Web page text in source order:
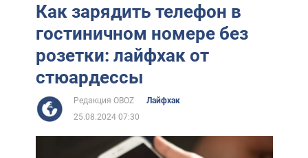
Как зарядить телефон в
гостиничном номере без
розетки: лайфхак от
стюардессы
Редакция OBOZ
Лайфхак
25.08.2024 07:30